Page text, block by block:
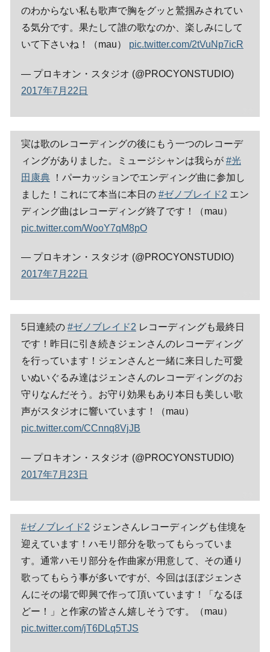
のわからない私も歌声で胸をグッと鷲掴みされてい
る気分です。果たして誰の歌なのか、楽しみにして
いて下さいね！（mau） pic.twitter.com/2tVuNp7icR
— プロキオン・スタジオ (@PROCYONSTUDIO)
2017年7月22日
実は歌のレコーディングの後にもう一つのレコーデ
ィングがありました。ミュージシャンは我らが #光
田康典 ！パーカッションでエンディング曲に参加し
ました！これにて本当に本日の #ゼノブレイド2 エン
ディング曲はレコーディング終了です！（mau）
pic.twitter.com/WooY7qM8pO
— プロキオン・スタジオ (@PROCYONSTUDIO)
2017年7月22日
5日連続の #ゼノブレイド2 レコーディングも最終日
です！昨日に引き続きジェンさんのレコーディング
を行っています！ジェンさんと一緒に来日した可愛
いぬいぐるみ達はジェンさんのレコーディングのお
守りなんだそう。お守り効果もあり本日も美しい歌
声がスタジオに響いています！（mau）
pic.twitter.com/CCnnq8VjJB
— プロキオン・スタジオ (@PROCYONSTUDIO)
2017年7月23日
#ゼノブレイド2 ジェンさんレコーディングも佳境を
迎えています！ハモリ部分を歌ってもらっていま
す。通常ハモリ部分を作曲家が用意して、その通り
歌ってもらう事が多いですが、今回はほぼジェンさ
んにその場で即興で作って頂いています！「なるほ
どー！」と作家の皆さん嬉しそうです。（mau）
pic.twitter.com/jT6DLq5TJS